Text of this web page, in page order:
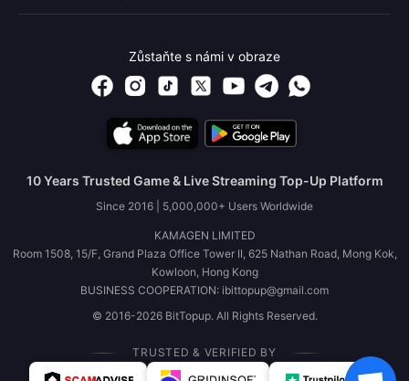
Zůstaňte s námi v obraze
10 Years Trusted Game & Live Streaming Top-Up Platform
Since 2016 | 5,000,000+ Users Worldwide
KAMAGEN LIMITED
Room 1508, 15/F, Grand Plaza Office Tower II, 625 Nathan Road, Mong Kok,
Kowloon, Hong Kong
BUSINESS COOPERATION: ibittopup@gmail.com
© 2016-2026 BitTopup. All Rights Reserved.
TRUSTED & VERIFIED BY